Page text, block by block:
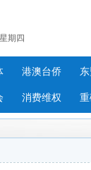
期四
港澳台侨
消费维权